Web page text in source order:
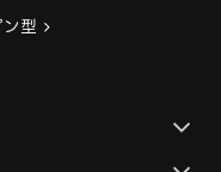
ン型